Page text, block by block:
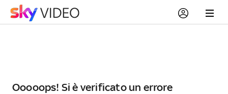
Ooooops! Si è verificato un errore